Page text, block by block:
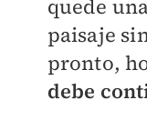
quede
paisaje
pronto,
debe